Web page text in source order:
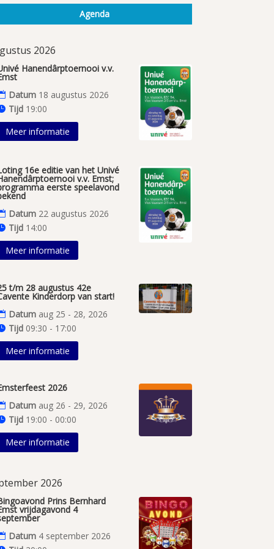
Agenda
2026
Hanendârptoernooi v.v.
Datum 18 augustus 2026
Tijd 19:00
Meer informatie
16e editie van het Univé
v.v. Emst;
eerste speelavond
Datum 22 augustus 2026
Tijd 14:00
Meer informatie
t/m 28 augustus 42e
Kinderdorp van start!
Datum aug 25 - 28, 2026
Tijd 09:30 - 17:00
Meer informatie
2026
Datum aug 26 - 29, 2026
Tijd 19:00 - 00:00
Meer informatie
2026
Prins Bernhard
vrijdagavond 4
Datum 4 september 2026